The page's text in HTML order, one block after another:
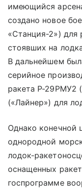
имеющийся
создано новое
«Станция-2») для
стоявших на
В дальнейшем
серийное
ракета Р-29РМУ2
(«Лайнер») для
Однако конечной
однородной
лодок-
оснащенных
госпрограмме